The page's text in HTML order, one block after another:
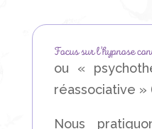
Focus sur l’hypnose
ou «
réassociative »
Nous